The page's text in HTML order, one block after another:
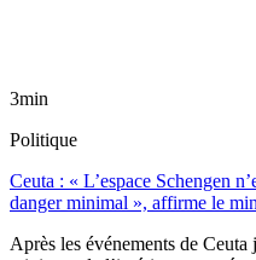
3min
Politique
Ceuta : « L’espace Schengen
danger minimal », affirme le
Après les événements de